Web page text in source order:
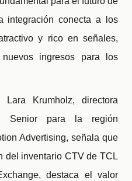
integración conecta a los
y rico en señales,
ingresos para los
Krumholz, directora
Senior para la región
Advertising, señala que
del inventario CTV de TCL
destaca el valor